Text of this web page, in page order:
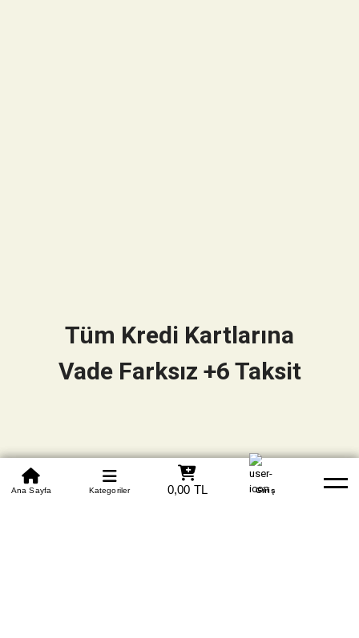
0850 305 09 70
Beden Tablosu Banka Hesapları Whatsapp Yardım
Ana Sayfa Kategoriler 0,00 TL Giriş
Tüm Kredi Kartlarına
Vade Farksız +6 Taksit